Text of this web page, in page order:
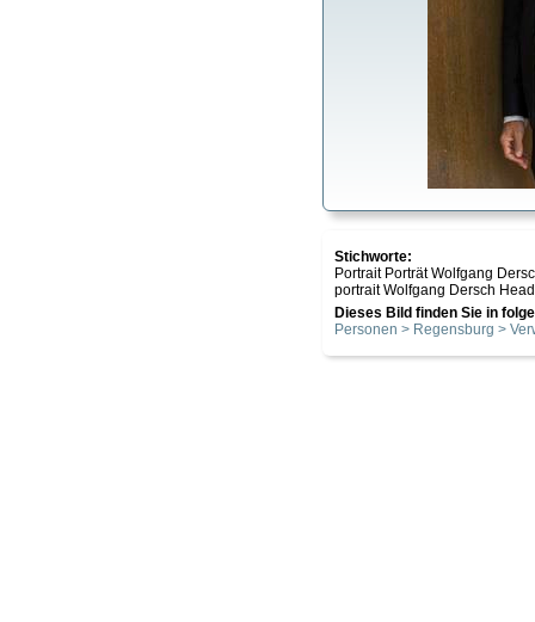
Stichworte:
Portrait Porträt Wolfgang
portrait Wolfgang Dersch
Dieses Bild finden Sie in
Personen > Regensburg >